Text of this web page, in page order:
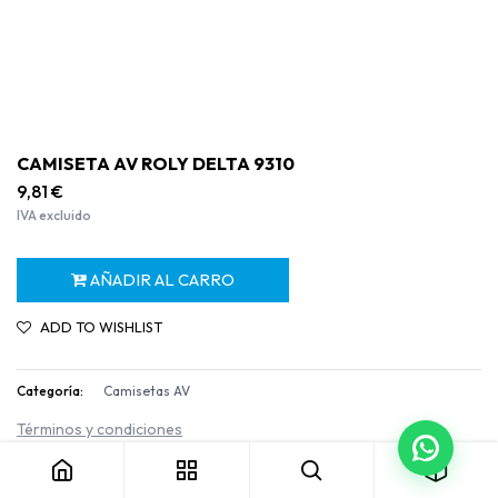
CAMISETA AV ROLY DELTA 9310
9,81 €
IVA excluido
AÑADIR AL CARRO
ADD TO WISHLIST
Categoría: Camisetas AV
Términos y condiciones
Envío: 2-3 días laborables